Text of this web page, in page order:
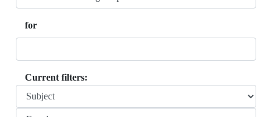
for
Current filters: